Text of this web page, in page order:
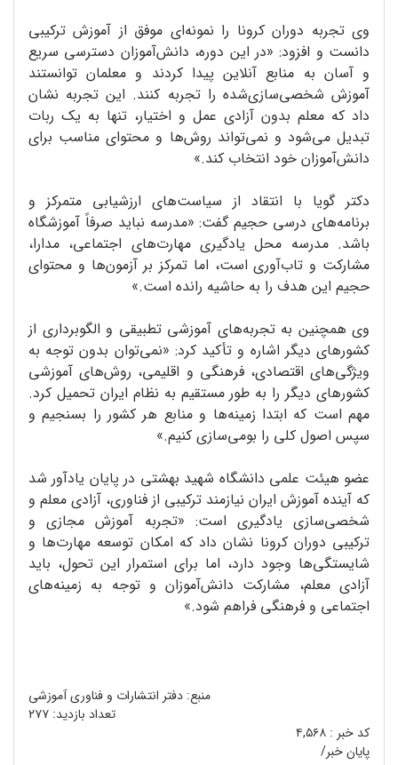
وی تجربه دوران کرونا را نمونه‌ای موفق از آموزش ترکیبی
دانست و افزود: «در این دوره، دانش‌آموزان دسترسی سریع
و آسان به منابع آنلاین پیدا کردند و معلمان توانستند
آموزش شخصی‌سازی‌شده را تجربه کنند. این تجربه نشان
داد که معلم بدون آزادی عمل و اختیار، تنها به یک ربات
تبدیل می‌شود و نمی‌تواند روش‌ها و محتوای مناسب برای
دانش‌آموزان خود انتخاب کند.»
دکتر گویا با انتقاد از سیاست‌های ارزشیابی متمرکز و
برنامه‌های درسی حجیم گفت: «مدرسه نباید صرفاً آموزشگاه
باشد. مدرسه محل یادگیری مهارت‌های اجتماعی، مدارا،
مشارکت و تاب‌آوری است، اما تمرکز بر آزمون‌ها و محتوای
حجیم این هدف را به حاشیه رانده است.»
وی همچنین به تجربه‌های آموزشی تطبیقی و الگوبرداری از
کشورهای دیگر اشاره و تأکید کرد: «نمی‌توان بدون توجه به
ویژگی‌های اقتصادی، فرهنگی و اقلیمی، روش‌های آموزشی
کشورهای دیگر را به طور مستقیم به نظام ایران تحمیل کرد.
مهم است که ابتدا زمینه‌ها و منابع هر کشور را بسنجیم و
سپس اصول کلی را بومی‌سازی کنیم.»
عضو هیئت علمی دانشگاه شهید بهشتی در پایان یادآور شد
که آینده آموزش ایران نیازمند ترکیبی از فناوری، آزادی معلم و
شخصی‌سازی یادگیری است: «تجربه آموزش مجازی و
ترکیبی دوران کرونا نشان داد که امکان توسعه مهارت‌ها و
شایستگی‌ها وجود دارد، اما برای استمرار این تحول، باید
آزادی معلم، مشارکت دانش‌آموزان و توجه به زمینه‌های
اجتماعی و فرهنگی فراهم شود.»
منبع: دفتر انتشارات و فناوری آموزشی
تعداد بازدید: ۲۷۷
کد خبر : ۴,۵۶۸
پایان خبر/